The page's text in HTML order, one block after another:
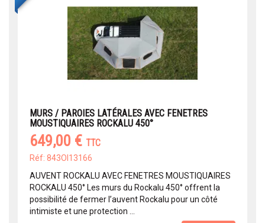
MURS / PAROIES LATÉRALES AVEC FENETRES
MOUSTIQUAIRES ROCKALU 450°
649,00 € TTC
Réf: 843OI13166
AUVENT ROCKALU AVEC FENETRES MOUSTIQUAIRES
ROCKALU 450° Les murs du Rockalu 450° offrent la
possibilité de fermer l’auvent Rockalu pour un côté
intimiste et une protection ...